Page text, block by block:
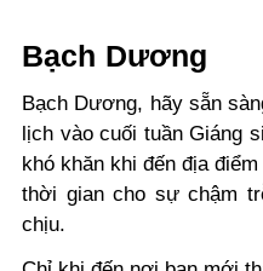
Bạch Dương
Bạch Dương, hãy sẵn
lịch vào cuối tuần Giáng
khó khăn khi đến địa
thời gian cho sự chậm
chịu.